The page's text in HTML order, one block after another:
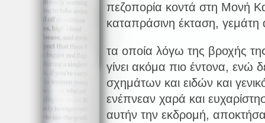
πεζοπορία κοντά στη Μονή
καταπράσινη έκταση,
τα οποία λόγω της βροχής
γίνει ακόμα πιο έντονα, ενώ
σχημάτων και ειδών και
ενέπνεαν χαρά και
αυτήν την εκδρομή,